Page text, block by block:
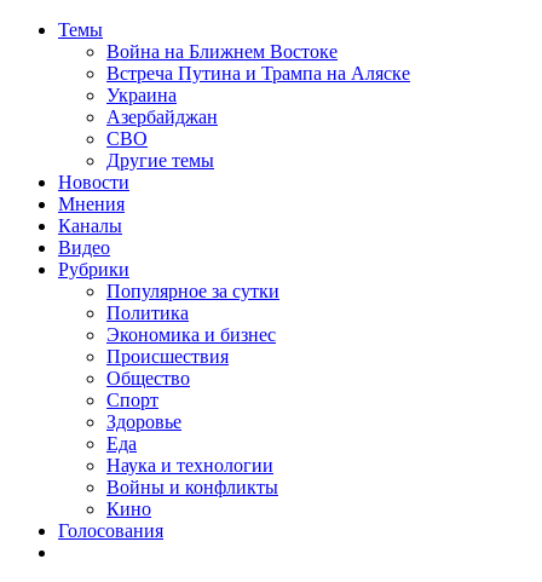
Темы
Война на Ближнем Востоке
Встреча Путина и Трампа на Аляске
Украина
Азербайджан
СВО
Другие темы
Новости
Мнения
Каналы
Видео
Рубрики
Популярное за сутки
Политика
Экономика и бизнес
Происшествия
Общество
Спорт
Здоровье
Еда
Наука и технологии
Войны и конфликты
Кино
Голосования